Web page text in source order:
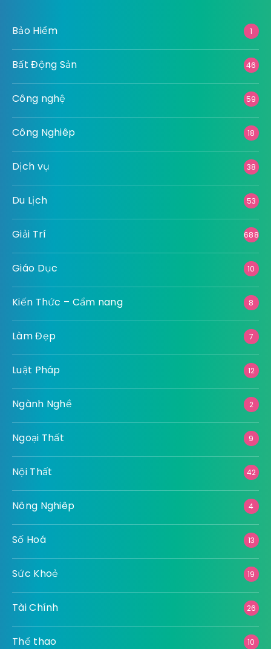
Bảo Hiểm 1
Bất Động Sản 46
Công nghệ 59
Công Nghiêp 18
Dịch vụ 38
Du Lịch 53
Giải Trí 688
Giáo Dục 10
Kiến Thức – Cẩm nang 8
Làm Đẹp 7
Luật Pháp 12
Ngành Nghề 2
Ngoại Thất 9
Nội Thất 42
Nông Nghiêp 4
Số Hoá 13
Sức Khoẻ 19
Tài Chính 26
Thể thao 10